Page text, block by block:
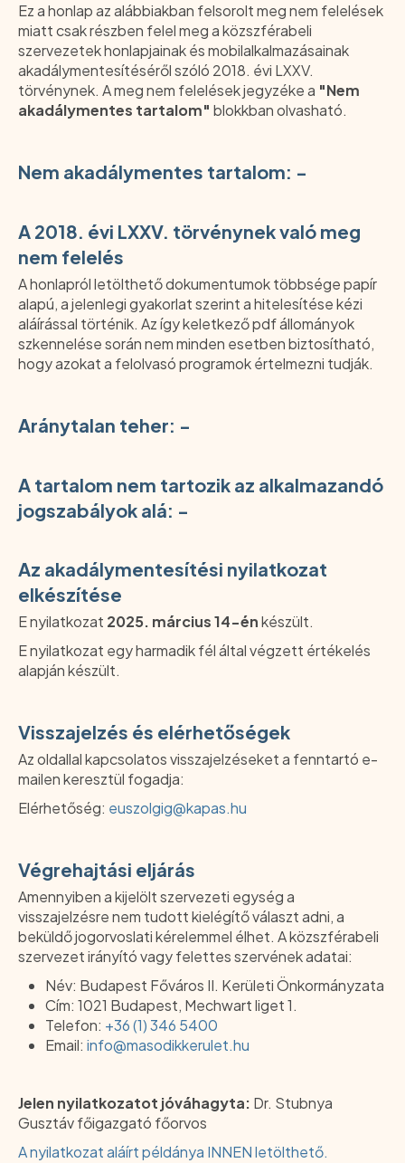
Ez a honlap az alábbiakban felsorolt meg nem felelések
miatt csak részben felel meg a közszférabeli
szervezetek honlapjainak és mobilalkalmazásainak
akadálymentesítéséről szóló 2018. évi LXXV.
törvénynek. A meg nem felelések jegyzéke a "Nem
akadálymentes tartalom" blokkban olvasható.
Nem akadálymentes tartalom: -
A 2018. évi LXXV. törvénynek való meg
nem felelés
A honlapról letölthető dokumentumok többsége papír
alapú, a jelenlegi gyakorlat szerint a hitelesítése kézi
aláírással történik. Az így keletkező pdf állományok
szkennelése során nem minden esetben biztosítható,
hogy azokat a felolvasó programok értelmezni tudják.
Aránytalan teher: -
A tartalom nem tartozik az alkalmazandó
jogszabályok alá: -
Az akadálymentesítési nyilatkozat
elkészítése
E nyilatkozat 2025. március 14-énkészült.
E nyilatkozat egy harmadik fél által végzett értékelés
alapján készült.
Visszajelzés és elérhetőségek
Az oldallal kapcsolatos visszajelzéseket a fenntartó e-
mailen keresztül fogadja:
Elérhetőség: euszolgig@kapas.hu
Végrehajtási eljárás
Amennyiben a kijelölt szervezeti egység a
visszajelzésre nem tudott kielégítő választ adni, a
beküldő jogorvoslati kérelemmel élhet. A közszférabeli
szervezet irányító vagy felettes szervének adatai:
Név: Budapest Főváros II. Kerületi Önkormányzata
Cím: 1021 Budapest, Mechwart liget 1.
Telefon: +36 (1) 346 5400
Email: info@masodikkerulet.hu
Jelen nyilatkozatot jóváhagyta: Dr. Stubnya
Gusztáv főigazgató főorvos
A nyilatkozat aláírt példánya INNEN letölthető.